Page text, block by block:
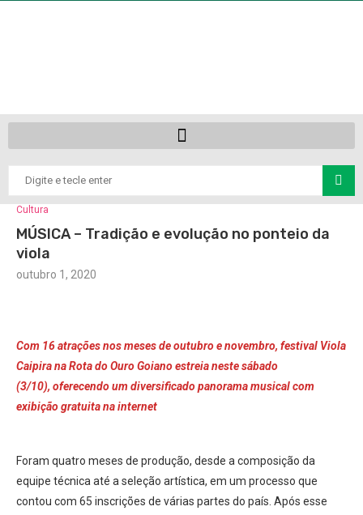
Cultura
MÚSICA – Tradição e evolução no ponteio da
viola
outubro 1, 2020
Com 16 atrações nos meses de outubro e novembro, festival Viola
Caipira na Rota do Ouro Goiano estreia neste sábado
(3/10), oferecendo um diversificado panorama musical com
exibição gratuita na internet
Foram quatro meses de produção, desde a composição da
equipe técnica até a seleção artística, em um processo que
contou com 65 inscrições de várias partes do país. Após esse